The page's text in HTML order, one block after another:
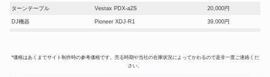
ターンテーブル Vestax PDX-a2S 20,000円
DJ機器 Pioneer XDJ-R1 39,000円
*価格はあくまでサイト制作時の参考価格です。売る時期や当社の在庫状況によってかわるので是非一度ご連絡くだ
さい。